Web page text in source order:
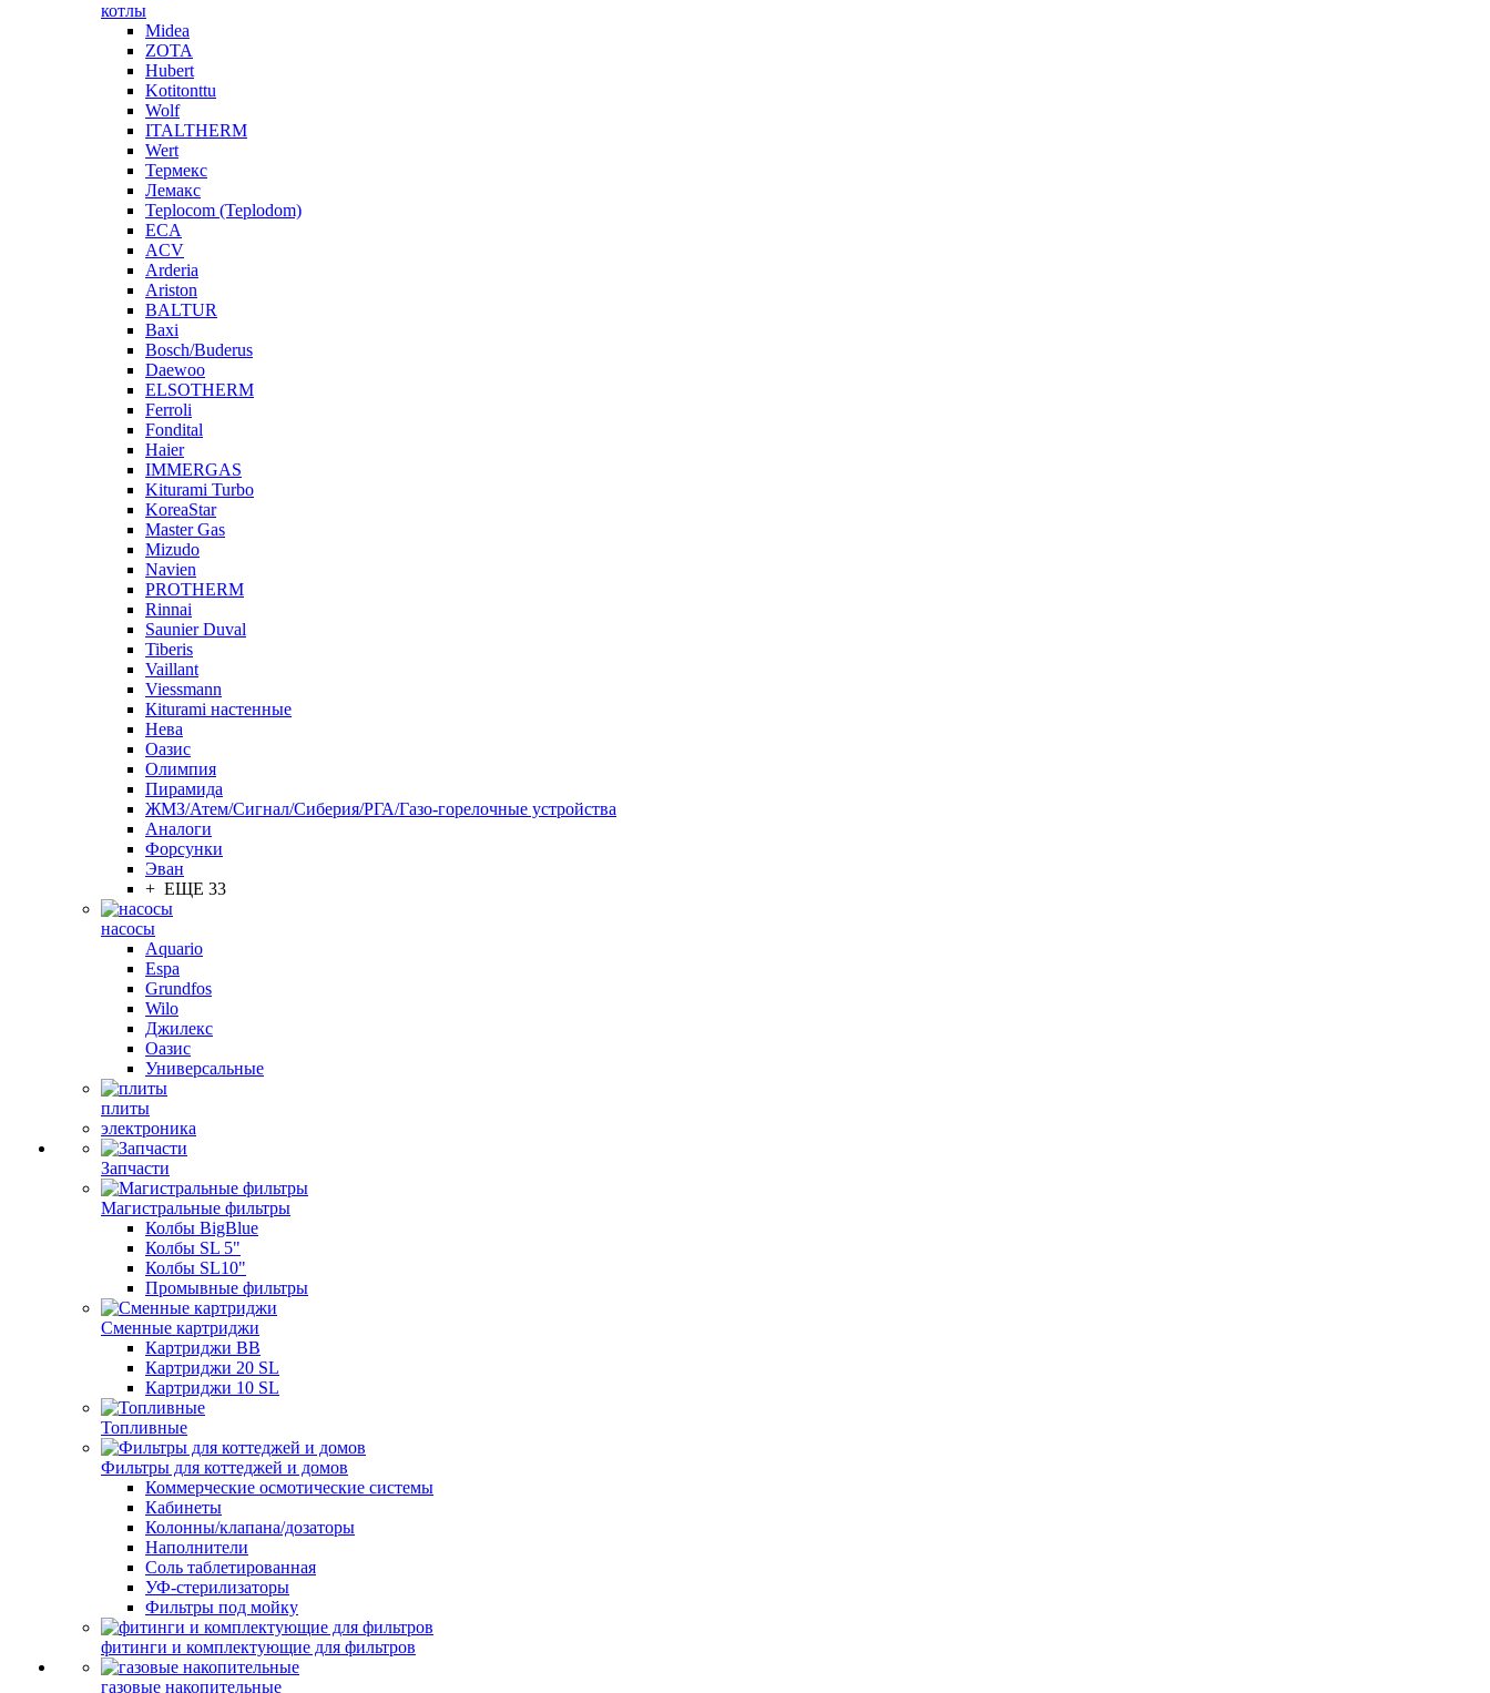
котлы
Midea
ZOTA
Hubert
Kotitonttu
Wolf
ITALTHERM
Wert
Термекс
Лемакс
Teplocom (Teplodom)
ECA
ACV
Arderia
Ariston
BALTUR
Baxi
Bosch/Buderus
Daewoo
ELSOTHERM
Ferroli
Fondital
Haier
IMMERGAS
Kiturami Turbo
KoreaStar
Master Gas
Mizudo
Navien
PROTHERM
Rinnai
Saunier Duval
Tiberis
Vaillant
Viessmann
Кiturami настенные
Нева
Оазис
Олимпия
Пирамида
ЖМЗ/Атем/Сигнал/Сиберия/РГА/Газо-горелочные устройства
Aналоги
Форсунки
Эван
+ ЕЩЕ 33
насосы
Aquario
Espa
Grundfos
Wilo
Джилекс
Оазис
Универсальные
плиты
электроника
Запчасти
Магистральные фильтры
Колбы BigBlue
Колбы SL 5"
Колбы SL10"
Промывные фильтры
Сменные картриджи
Картриджи BB
Картриджи 20 SL
Картриджи 10 SL
Топливные
Фильтры для коттеджей и домов
Коммерческие осмотические системы
Кабинеты
Колонны/клапана/дозаторы
Наполнители
Соль таблетированная
УФ-стерилизаторы
Фильтры под мойку
фитинги и комплектующие для фильтров
газовые накопительные